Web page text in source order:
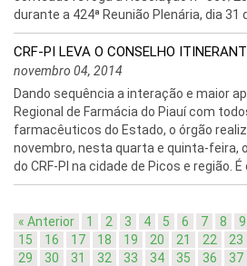
durante a 424ª Reunião Plenária, dia 31
CRF-PI LEVA O CONSELHO
novembro 04, 2014
Dando sequência a interação e maior
Regional de Farmácia do Piauí com
farmacêuticos do Estado, o órgão
novembro, nesta quarta e quinta-feira,
do CRF-PI na cidade de Picos e região. É
« Anterior 1 2 3 4 5 6 7 8 9
15
16 17 18 19 20 21 22 23
29
30 31 32 33 34 35 36 37